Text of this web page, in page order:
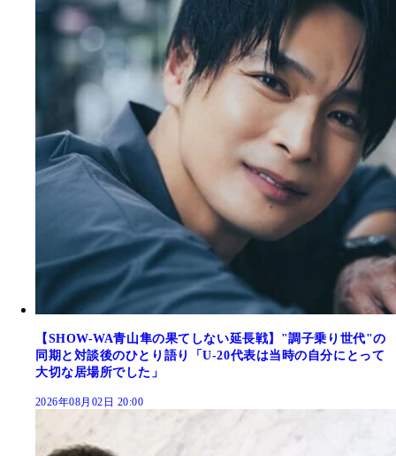
【SHOW-WA青山隼の果てしない延長戦】"調子乗り世代"の
同期と対談後のひとり語り「U-20代表は当時の自分にとって
大切な居場所でした」
2026年08月02日 20:00